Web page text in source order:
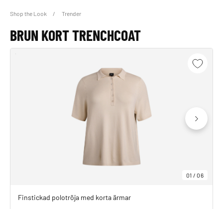
SHOP THE LOOK
Shop the Look Trender
BRUN KORT TRENCHCOAT
01 /06
Finstickad polotröja med korta ärmar